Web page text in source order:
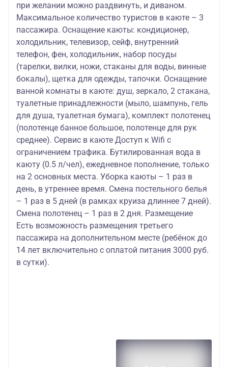
при желании можно раздвинуть, и диваном.
Максимальное количество туристов в каюте – 3
пассажира. Оснащение каюты: кондиционер,
холодильник, телевизор, сейф, внутренний
телефон, фен, холодильник, набор посуды
(тарелки, вилки, ножи, стаканы для воды, винные
бокалы), щетка для одежды, тапочки. Оснащение
ванной комнаты в каюте: душ, зеркало, 2 стакана,
туалетные принадлежности (мыло, шампунь, гель
для душа, туалетная бумага), комплект полотенец
(полотенце банное большое, полотенце для рук
среднее). Сервис в каюте Доступ к Wifi с
ограничением трафика. Бутилированная вода в
каюту (0.5 л/чел), ежедневное пополнение, только
на 2 основных места. Уборка каюты – 1 раз в
день, в утреннее время. Смена постельного белья
– 1 раз в 5 дней (в рамках круиза длиннее 7 дней).
Смена полотенец – 1 раз в 2 дня. Размещение
Есть возможность размещения третьего
пассажира на дополнительном месте (ребёнок до
14 лет включительно с оплатой питания 3000 руб.
в сутки).